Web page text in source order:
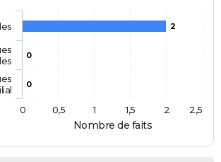
Nombre de faits
2
0
0
0
0,5 1 1,5 2 2,5